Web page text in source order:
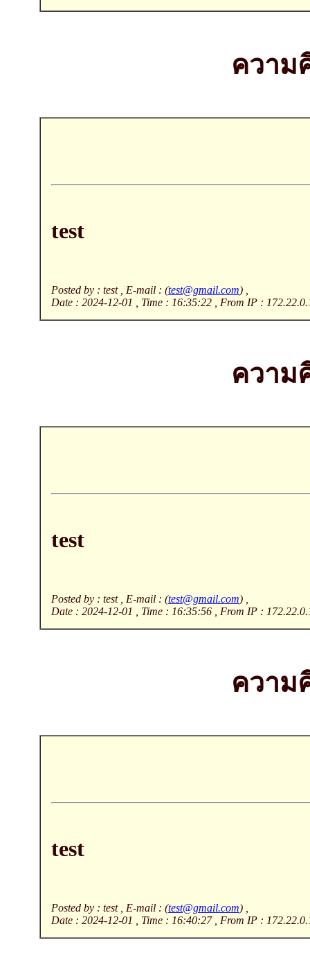
ความ
test
Posted by : test , E-mail : (test@gmail.com) ,
Date : 2024-12-01 , Time : 16:35:22 , From IP :
ความ
test
Posted by : test , E-mail : (test@gmail.com) ,
Date : 2024-12-01 , Time : 16:35:56 , From IP :
ความ
test
Posted by : test , E-mail : (test@gmail.com) ,
Date : 2024-12-01 , Time : 16:40:27 , From IP :